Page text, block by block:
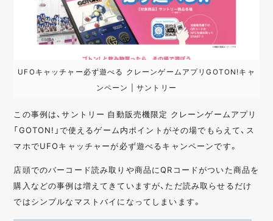
UFOキャッチャー必ず遊べる クレーンゲームアプリGOTON!キャ
ンペーン | サントリー
この事例は、サントリー 自動販売機限定 クレーンゲームアプリ
「GOTON!」で使えるゲーム内ポイントがその場でもらえて、ス
マホでUFOキャッチャーが必ず遊べるキャンペーンです。
店頭でのバーコード読み取りや商品にQRコードがついた商品を
購入などの事例は増えてきていますが、ただ読み取らせるだけ
ではシンプルなマストバイになってしまいます。